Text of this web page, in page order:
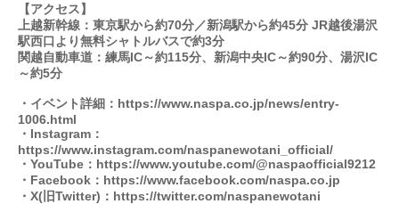
【アクセス】
上越新幹線：東京駅から約70分／新潟駅から約45分 JR越後湯沢
駅西口より無料シャトルバスで約3分
関越自動車道：練馬IC～約115分、新潟中央IC～約90分、湯沢IC
～約5分
・イベント詳細： https://www.naspa.co.jp/news/entry-
1006.html
・Instagram：
https://www.instagram.com/naspanewotani_official/
・YouTube： https://www.youtube.com/@naspaofficial9212
・Facebook： https://www.facebook.com/naspa.co.jp
・X(旧Twitter)： https://twitter.com/naspanewotani